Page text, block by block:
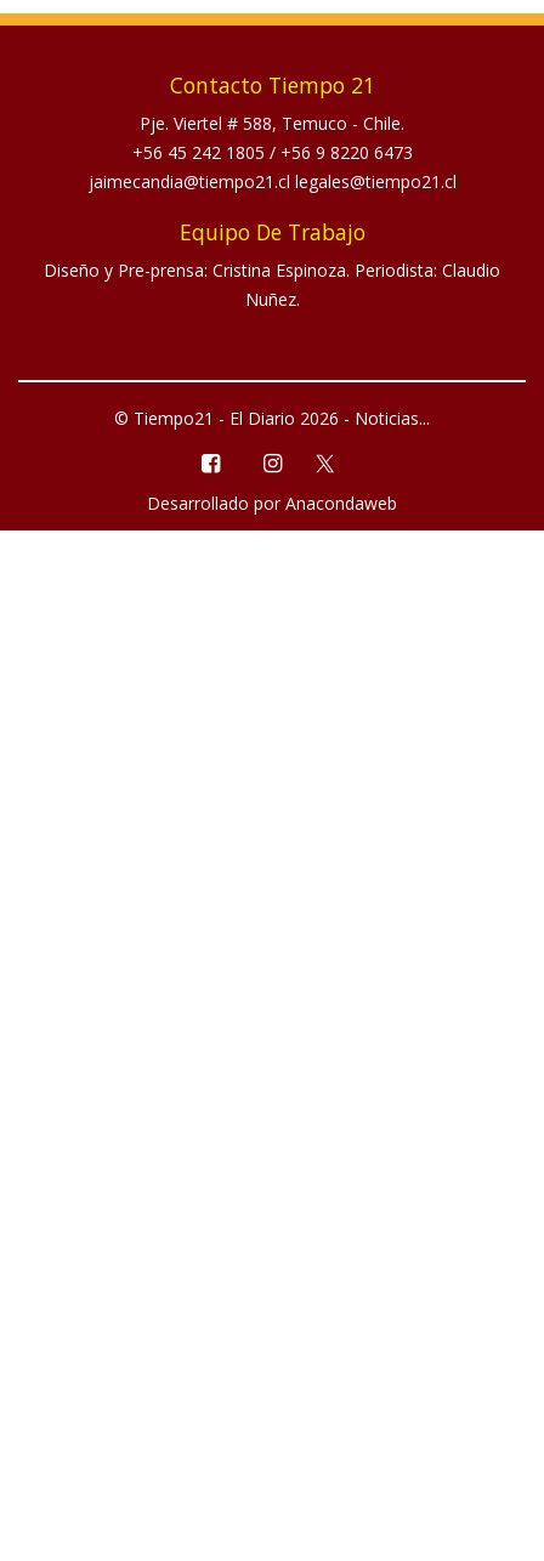
Contacto Tiempo 21
Pje. Viertel # 588, Temuco - Chile.
+56 45 242 1805 / +56 9 8220 6473
jaimecandia@tiempo21.cl legales@tiempo21.cl
Equipo De Trabajo
Diseño y Pre-prensa: Cristina Espinoza. Periodista: Claudio
Nuñez.
© Tiempo21 - El Diario 2026 - Noticias...
Desarrollado por Anacondaweb